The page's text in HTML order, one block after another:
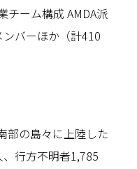
ーム構成 AMDA派
バーほか（計410
部の島々に上陸した
行方不明者1,785